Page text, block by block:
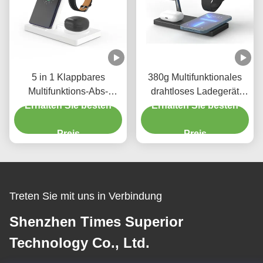
5 in 1 Klappbares
Multifunktions-Abs-
Material Wireless-
Schwarz Weiß mit
Erhalten Sie besten
Preis
380g Multifunktionales
drahtloses Ladegerät
15W Fast Weiß oder
Nachtlicht
Erhalten Sie besten
Preis
Treten Sie mit uns in Verbindung
Shenzhen Times Superior
Technology Co., Ltd.